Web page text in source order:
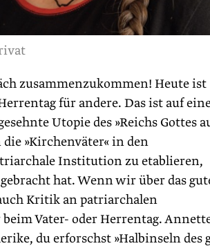
zusammenzukommen! Heute ist
für andere. Das ist auf
Utopie des »Reichs Gottes
»Kirchenväter« in den
Institution zu etablieren,
hat. Wenn wir über das
Kritik an patriarchalen
Vater- oder Herrentag.
du erforschst »Halbinseln des